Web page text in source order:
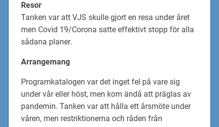
Resor
Tanken var att VJS skulle gjort en resa under året
men Covid 19/Corona satte effektivt stopp för alla
sådana planer.
Arrangemang
Programkatalogen var det inget fel på vare sig
under vår eller höst, men kom ändå att präglas av
pandemin. Tanken var att hålla ett årsmöte under
våren, men restriktionerna och råden från